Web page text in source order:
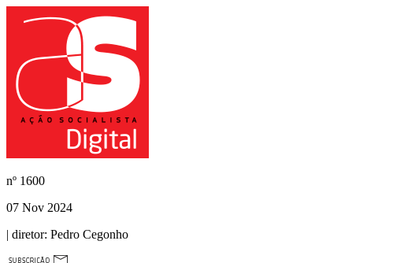
nº 1600
07 Nov 2024
| diretor: Pedro Cegonho